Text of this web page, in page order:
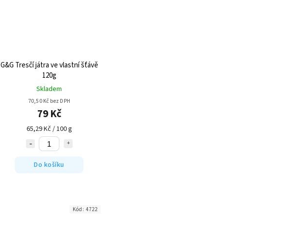
G&G Tresčí játra ve vlastní šťávě
120g
Skladem
70,50 Kč bez DPH
79 Kč
65,29 Kč / 100 g
Do košíku
Kód: 4722